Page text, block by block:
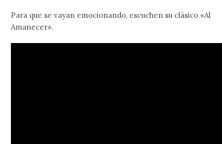
Para que se vayan emocionando, escuchen su clásico «Al
Amanecer».